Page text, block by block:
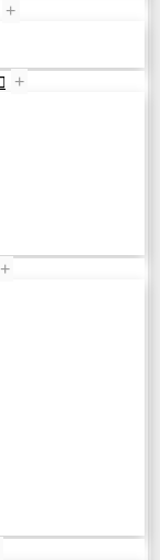
+
+
+